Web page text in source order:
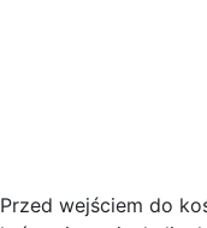
Przed wejściem do